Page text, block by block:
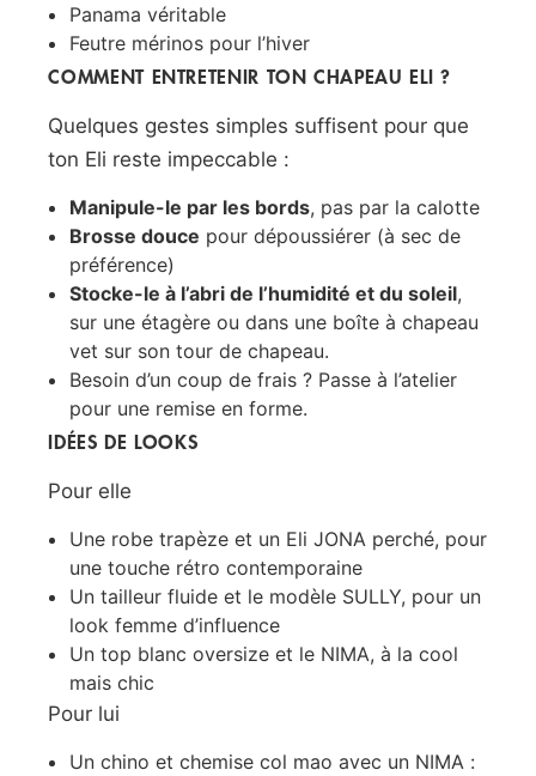
Panama véritable
Feutre mérinos pour l’hiver
COMMENT ENTRETENIR TON CHAPEAU ELI ?
Quelques gestes simples suffisent pour que
ton Eli reste impeccable :
Manipule-le par les bords, pas par la calotte
Brosse douce pour dépoussiérer (à sec de
préférence)
Stocke-le à l’abri de l’humidité et du soleil,
sur une étagère ou dans une boîte à chapeau
vet sur son tour de chapeau.
Besoin d’un coup de frais ? Passe à l’atelier
pour une remise en forme.
IDÉES DE LOOKS
Pour elle
Une robe trapèze et un Eli JONA perché, pour
une touche rétro contemporaine
Un tailleur fluide et le modèle SULLY, pour un
look femme d’influence
Un top blanc oversize et le NIMA, à la cool
mais chic
Pour lui
Un chino et chemise col mao avec un NIMA :